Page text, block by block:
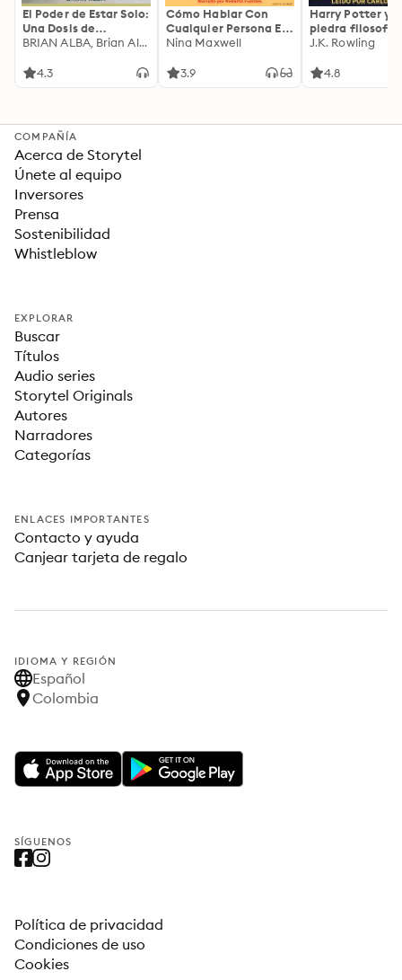
El Poder de Estar Solo:
Una Dosis de
Motivación
Ideas Revolucionarias
BRIAN ALBA, Brian Alba
4.3
Cómo Hablar Con
Cualquier Persona En
Cualquier Lugar Y En
Nina Maxwell
3.9
Harry Potter y
piedra filosofal
J.K. Rowling
4.8
COMPAÑÍA
Acerca de Storytel
Únete al equipo
Inversores
Prensa
Sostenibilidad
Whistleblow
EXPLORAR
Buscar
Títulos
Audio series
Storytel Originals
Autores
Narradores
Categorías
ENLACES IMPORTANTES
Contacto y ayuda
Canjear tarjeta de regalo
IDIOMA Y REGIÓN
Español
Colombia
SÍGUENOS
Política de privacidad
Condiciones de uso
Cookies